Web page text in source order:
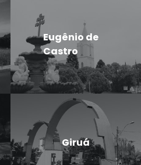
Eugênio de
Castro
Giruá